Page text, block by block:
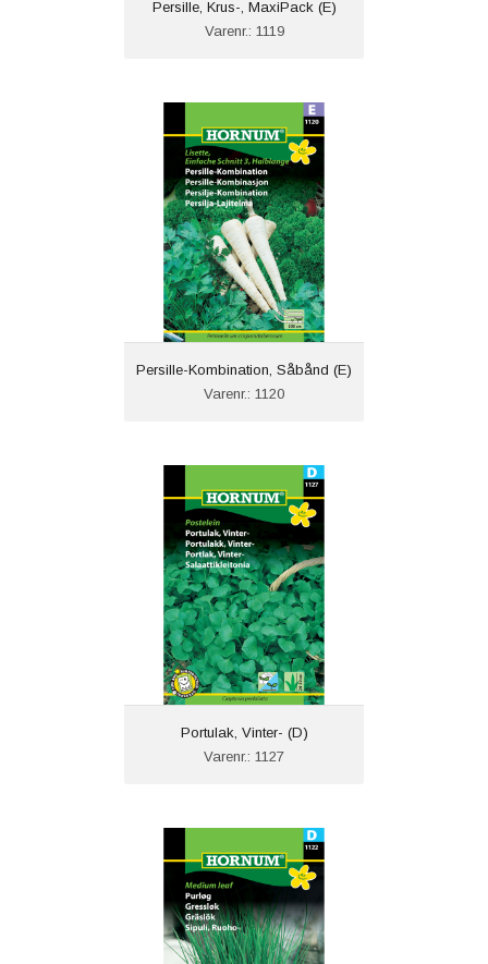
Persille, Krus-, MaxiPack (E)
Varenr.: 1119
Persille-Kombination, Såbånd (E)
Varenr.: 1120
Portulak, Vinter- (D)
Varenr.: 1127